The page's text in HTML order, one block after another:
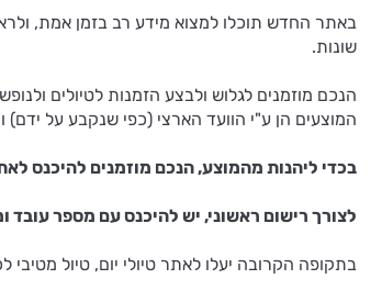
באתר החדש תוכלו למצוא מידע רב בזמן אמת,
שונות.
הנכם מוזמנים לגלוש ולבצע הזמנות לטיולים
המוצעים הן ע"י הוועד הארצי (כפי שנקבע על ידם)
בכדי ליהנות מהמוצע, הנכם מוזמנים להיכנס
לצורך רישום ראשוני, יש להיכנס עם מספר עובד
בתקופה הקרובה יעלו לאתר טיולי יום, טיול מטיבי